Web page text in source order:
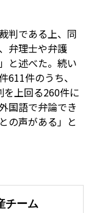
判である上、同
弁理士や弁護
と述べた。続い
611件のうち、
上回る260件に
国語で弁論でき
の声がある」と
チーム